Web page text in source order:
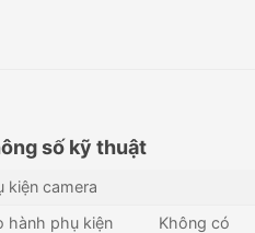
số kỹ thuật
kiện camera
hành phụ kiện
Không có